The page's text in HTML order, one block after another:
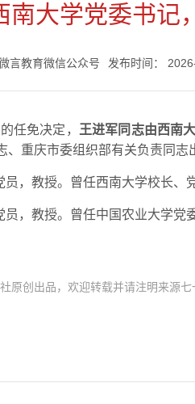
织建设
党务知识
七一书院
南大学党委书记
言教育微信公众号 发布时间：
任免决定， 王进军同志由西南
重庆市委组织部有关负责同志
，教授。曾任西南大学校长、
，教授。曾任中国农业大学党
创出品，欢迎转载并请注明来源